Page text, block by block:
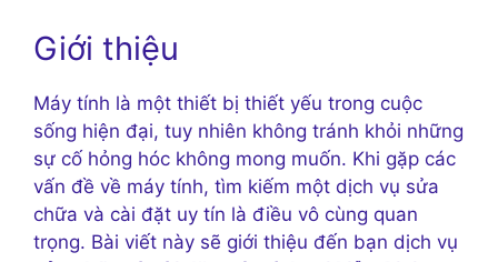
Giới thiệu
Máy tính là một thiết bị thiết yếu trong cuộc
sống hiện đại, tuy nhiên không tránh khỏi những
sự cố hỏng hóc không mong muốn. Khi gặp các
vấn đề về máy tính, tìm kiếm một dịch vụ sửa
chữa và cài đặt uy tín là điều vô cùng quan
trọng. Bài viết này sẽ giới thiệu đến bạn dịch vụ